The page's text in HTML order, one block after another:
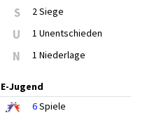
S 2 Siege
U 1 Unentschieden
N 1 Niederlage
E-Jugend
6Spiele